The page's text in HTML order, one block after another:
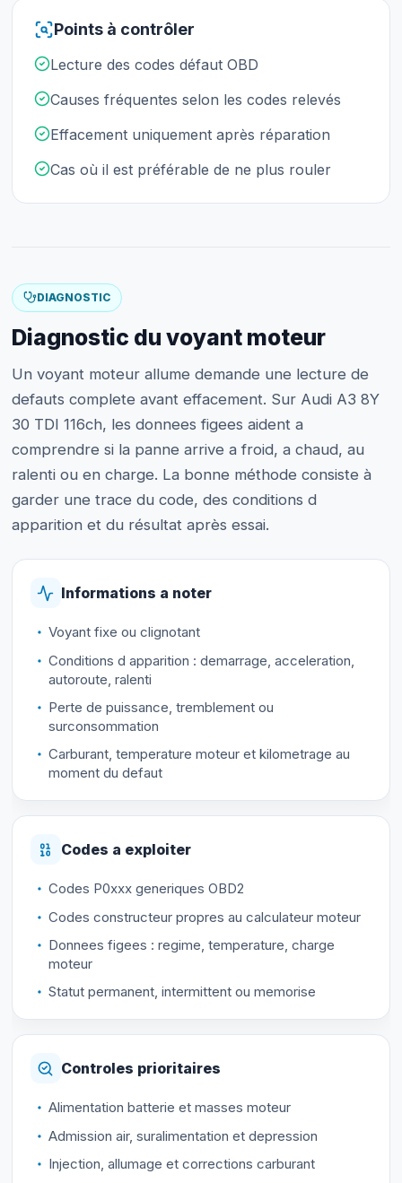
Points à contrôler
Lecture des codes défaut OBD
Causes fréquentes selon les codes relevés
Effacement uniquement après réparation
Cas où il est préférable de ne plus rouler
DIAGNOSTIC
Diagnostic du voyant moteur
Un voyant moteur allume demande une lecture de
defauts complete avant effacement. Sur Audi A3 8Y
30 TDI 116ch, les donnees figees aident a
comprendre si la panne arrive a froid, a chaud, au
ralenti ou en charge. La bonne méthode consiste à
garder une trace du code, des conditions d
apparition et du résultat après essai.
Informations a noter
Voyant fixe ou clignotant
Conditions d apparition : demarrage, acceleration,
autoroute, ralenti
Perte de puissance, tremblement ou
surconsommation
Carburant, temperature moteur et kilometrage au
moment du defaut
Codes a exploiter
Codes P0xxx generiques OBD2
Codes constructeur propres au calculateur moteur
Donnees figees : regime, temperature, charge
moteur
Statut permanent, intermittent ou memorise
Controles prioritaires
Alimentation batterie et masses moteur
Admission air, suralimentation et depression
Injection, allumage et corrections carburant